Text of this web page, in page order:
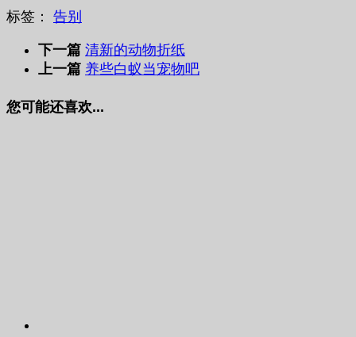
标签： 告别
下一篇 清新的动物折纸
上一篇 养些白蚁当宠物吧
您可能还喜欢...